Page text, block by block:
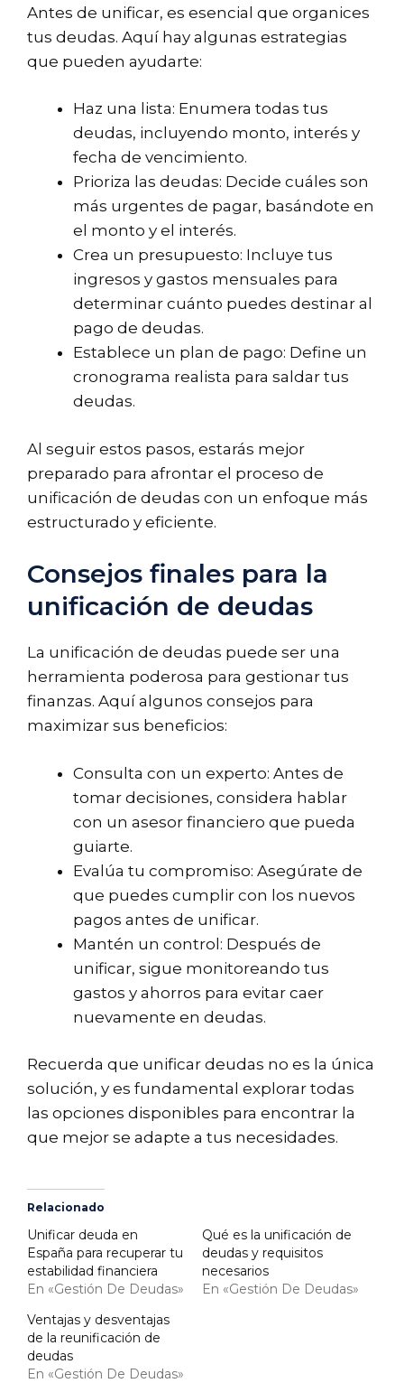
Antes de unificar, es esencial que organices
tus deudas. Aquí hay algunas estrategias
que pueden ayudarte:
Haz una lista: Enumera todas tus
deudas, incluyendo monto, interés y
fecha de vencimiento.
Prioriza las deudas: Decide cuáles son
más urgentes de pagar, basándote en
el monto y el interés.
Crea un presupuesto: Incluye tus
ingresos y gastos mensuales para
determinar cuánto puedes destinar al
pago de deudas.
Establece un plan de pago: Define un
cronograma realista para saldar tus
deudas.
Al seguir estos pasos, estarás mejor
preparado para afrontar el proceso de
unificación de deudas con un enfoque más
estructurado y eficiente.
Consejos finales para la
unificación de deudas
La unificación de deudas puede ser una
herramienta poderosa para gestionar tus
finanzas. Aquí algunos consejos para
maximizar sus beneficios:
Consulta con un experto: Antes de
tomar decisiones, considera hablar
con un asesor financiero que pueda
guiarte.
Evalúa tu compromiso: Asegúrate de
que puedes cumplir con los nuevos
pagos antes de unificar.
Mantén un control: Después de
unificar, sigue monitoreando tus
gastos y ahorros para evitar caer
nuevamente en deudas.
Recuerda que unificar deudas no es la única
solución, y es fundamental explorar todas
las opciones disponibles para encontrar la
que mejor se adapte a tus necesidades.
Relacionado
Unificar deuda en
España para recuperar tu
estabilidad financiera
En «Gestión De Deudas»
Qué es la unificación de
deudas y requisitos
necesarios
En «Gestión De Deudas»
Ventajas y desventajas
de la reunificación de
deudas
En «Gestión De Deudas»